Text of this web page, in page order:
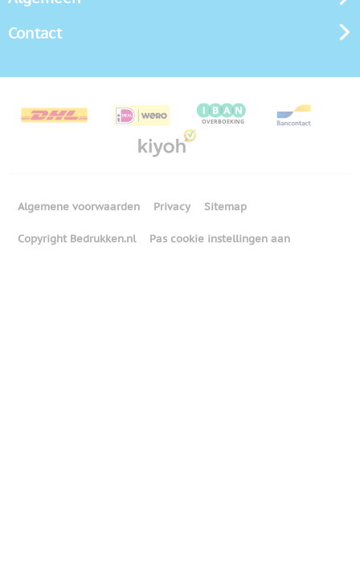
Contact
Algemene voorwaarden Privacy Sitemap
Copyright Bedrukken.nl Pas cookie instellingen aan